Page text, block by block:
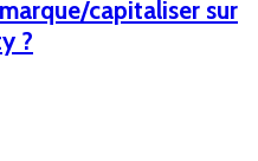
capitaliser sur
?